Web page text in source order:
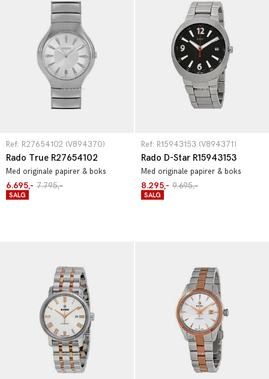
Ref: R27654102 (V894370)
Rado True R27654102
Med originale papirer & boks
6.695,- 7.795,-
SALG
Ref: R15943153 (V894371)
Rado D-Star R15943153
Med originale papirer & boks
8.295,- 9.695,-
SALG